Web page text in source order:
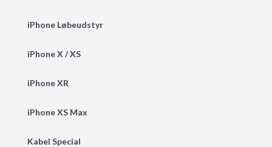
iPhone Løbeudstyr
iPhone X / XS
iPhone XR
iPhone XS Max
Kabel Special